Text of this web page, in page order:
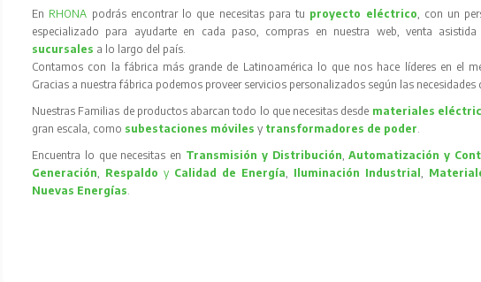
En RHONA podrás encontrar lo que necesitas para tu proyecto eléctrico, con un
especializado para ayudarte en cada paso, compras en nuestra web, venta
sucursales a lo largo del país.
Contamos con la fábrica más grande de Latinoamérica lo que nos hace líderes en el
Gracias a nuestra fábrica podemos proveer servicios personalizados según las necesidades
Nuestras Familias de productos abarcan todo lo que necesitas desde materiales
gran escala, como subestaciones móvilesy transformadores de poder.
Encuentra lo que necesitas en Transmisión y Distribución,Automatización y
Generación, Respaldo y Calidad de Energía, Iluminación Industrial ,
Nuevas Energías.